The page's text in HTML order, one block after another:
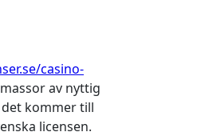
casino-
av nyttig
kommer till
licensen.